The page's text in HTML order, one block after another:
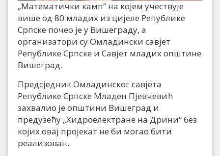
„Математички камп“ на којем учествује
више од 80 младих из цијеле Републике
Српске почео је у Вишеграду, а
организатори су Омладински савјет
Републике Српске и Савјет младих општине
Вишеград.
Предсједник Омладинског савјета
Републике Српске Младен Пјевчевић
захвалио је општини Вишеград и
предузећу „Хидроелектране на Дрини“ без
којих овај пројекат не би могао бити
реализован.